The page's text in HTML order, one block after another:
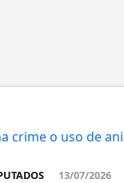
13/07/2026